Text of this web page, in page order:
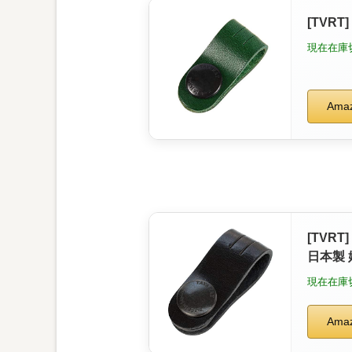
[TVRT]
現在在庫
[TVRT]
日本製
現在在庫